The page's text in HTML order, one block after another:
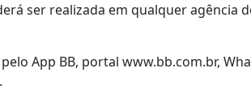
ser realizada em qualquer agência
App BB, portal www.bb.com.br,